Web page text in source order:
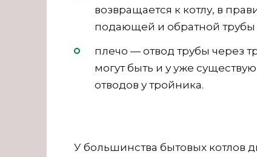
возвращается к котлу, в
подающей и обратной трубы
плечо — отвод трубы через
могут быть и у уже
отводов у тройника.
У большинства бытовых котлов